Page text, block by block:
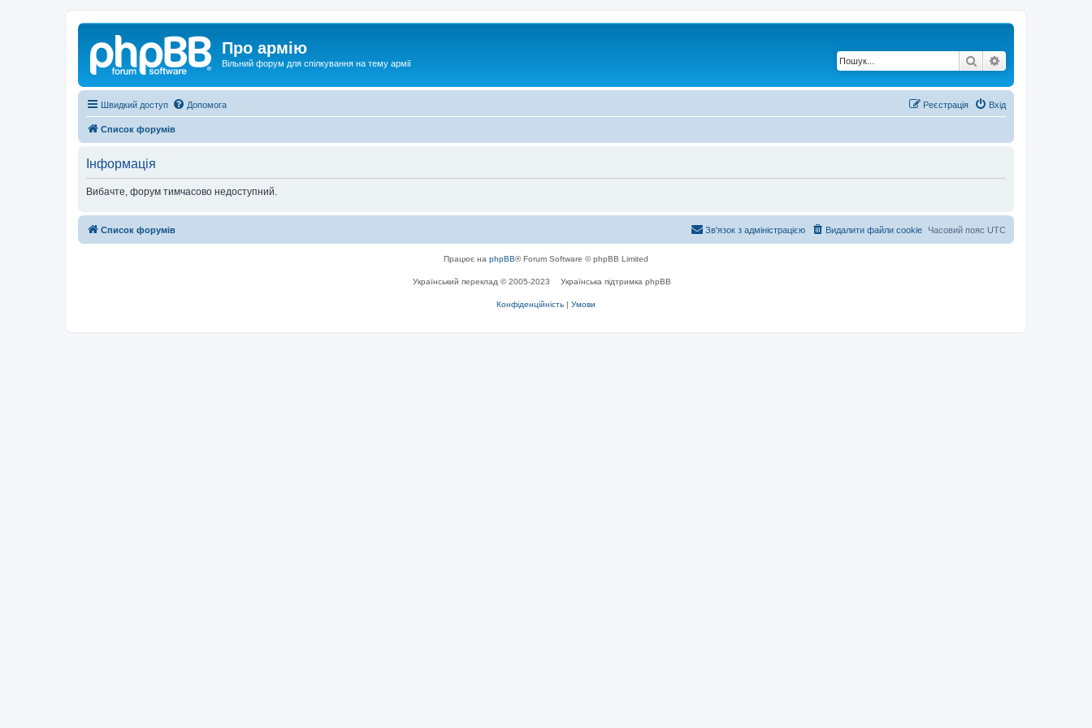
Про армію
Вільний форум для спілкування на тему армії Пошук
Швидкий доступ Допомога Вхід
Реєстрація
Список форумів
Інформація
Вибачте, форум тимчасово недоступний.
Список форумів Часовий пояс UTC
Видалити файли cookie
Зв'язок з адміністрацією
Працює на phpBB® Forum Software © phpBB Limited
Український переклад © 2005-2023 Українська підтримка phpBB
Конфіденційність | Умови